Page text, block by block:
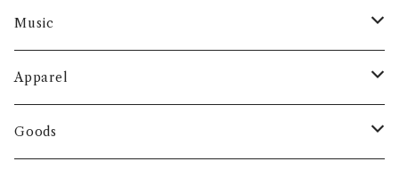
Music
CD
Album
Digital
Apparel
T-shirt
Goods